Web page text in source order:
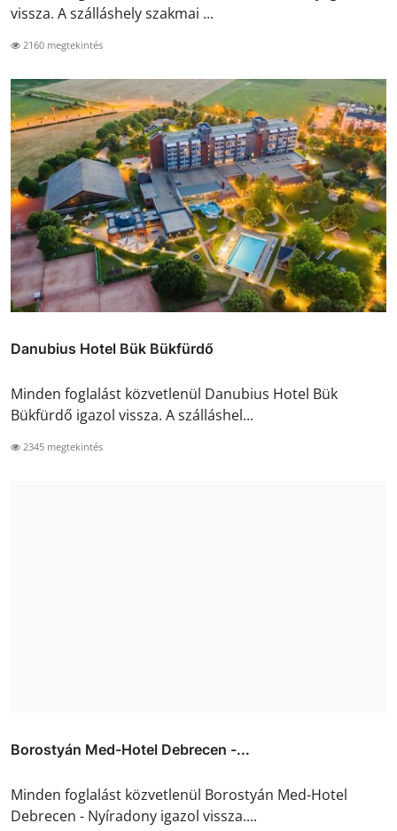
vissza. A szálláshely szakmai ...
2160 megtekintés
Danubius Hotel Bük Bükfürdő
Minden foglalást közvetlenül Danubius Hotel Bük
Bükfürdő igazol vissza. A szálláshel...
2345 megtekintés
Borostyán Med-Hotel Debrecen -...
Minden foglalást közvetlenül Borostyán Med-Hotel
Debrecen - Nyíradony igazol vissza....